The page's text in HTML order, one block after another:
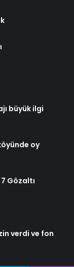
büyük ilgi
oy
Gözaltı
verdi ve fon